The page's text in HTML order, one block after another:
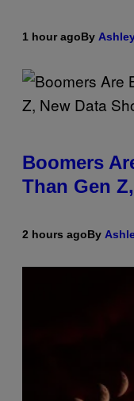
1 hour agoBy
Boomers
Than Gen
2 hours agoBy